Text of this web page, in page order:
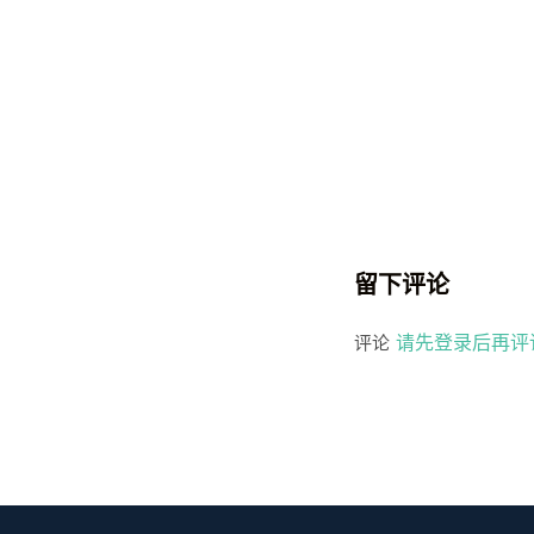
留下评论
评论 请先登录后再评